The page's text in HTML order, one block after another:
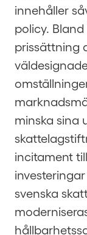
innehåller
policy.
prissättning
minska sina
incitament
svenska